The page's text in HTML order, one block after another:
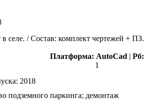
селе. / Состав: комплект чертежей + ПЗ.
Платформа: AutoCad | Рб:
1
2018
подземного паркинга; демонтаж